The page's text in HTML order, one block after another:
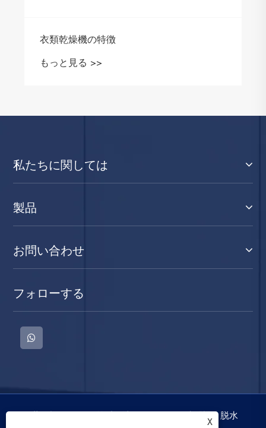
衣類乾燥機の特徴
もっと見る >>
私たちに関しては
製品
お問い合わせ
フォローする
著作権 © 2022 慈渓三迪電器有限公司洗濯機、脱水
X